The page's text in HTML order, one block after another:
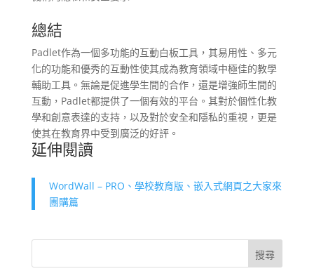
總結
Padlet作為一個多功能的互動白板工具，其易用性、多元
化的功能和優秀的互動性使其成為教育領域中極佳的教學
輔助工具。無論是促進學生間的合作，還是增強師生間的
互動，Padlet都提供了一個有效的平台。其對於個性化教
學和創意表達的支持，以及對於安全和隱私的重視，更是
使其在教育界中受到廣泛的好評。
延伸閱讀
WordWall – PRO、學校教育版、嵌入式網頁之大家來
團購篇